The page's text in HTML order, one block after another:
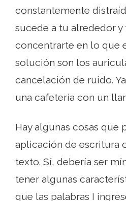
constantemente
sucede a tu alrededor
concentrarte en lo que
solución son los
cancelación de ruido.
una cafetería con un
Hay algunas cosas que
aplicación de escritura
texto. Sí, debería ser
tener algunas
que las palabras I